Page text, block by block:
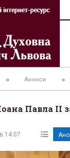
Анонси
Павла II
14:07